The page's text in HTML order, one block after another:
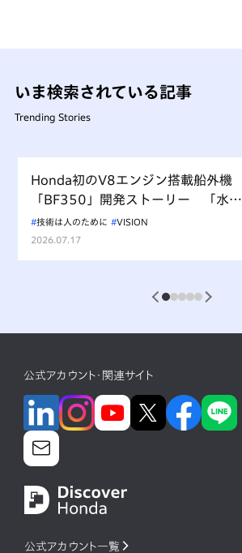
いま検索されている記事
Trending Stories
Honda初のV8エンジン搭載船外機
「BF350」開発ストーリー 「水上
を走るもの、水を汚すべからず」を
受け継ぐ挑戦
技術は人のために
VISION
2026.07.17
1 2 3 4 5
公式アカウント・関連サイト
公式アカウント一覧